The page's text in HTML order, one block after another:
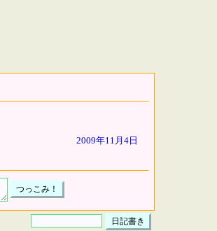
2009年11月4日